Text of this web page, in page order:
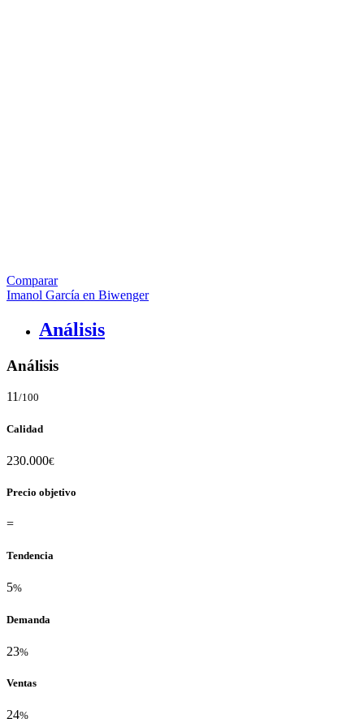
Comparar
Imanol García en Biwenger
Análisis
Análisis
11/100
Calidad
230.000€
Precio objetivo
=
Tendencia
5%
Demanda
23%
Ventas
24%